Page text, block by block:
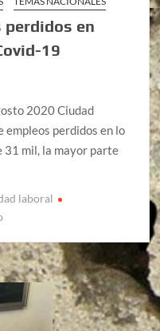
perdidos en
19
2020 Ciudad
empleos perdidos en lo
31 mil, la mayor parte
laboral